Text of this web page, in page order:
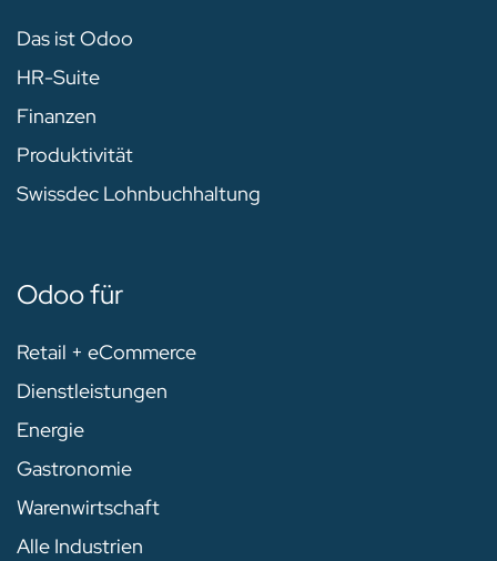
Das ist Odoo
HR-Suite
Finanzen
Produktivität
Swissdec Lohnbuchhaltung
Odoo für
Retail + eCommerce
Dienstleistungen
Energie
Gastronomie
Warenwirtschaft
Alle Industrien